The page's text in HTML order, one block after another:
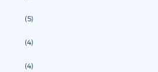
(5)
(4)
(4)